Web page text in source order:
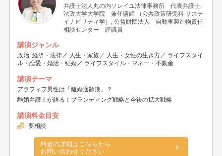
弁護士法人丸の内ソレイユ法律事務所 代表弁護士,
法政大学大学院 兼任講師 （公共政策研究科 サステ
イナビリティ学）, 公益財団法人 自動車製造物責任
相談センター 評議員
講演ジャンル
政治･経済・法律／ 人生・家族／ 人生・女性の生き方／ ライフスタイ
ル・恋愛・婚活・結婚／ ライフスタイル・マネー・不動産
講演テーマ
アラフィフ男性は「離婚適齢期」？
離婚弁護士が語る！ブランディング戦略と今後の拡大戦略
講演料金目安
要相談
料金の詳細はこちらから
お問い合わせください